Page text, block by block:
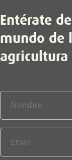
Entérate
mundo de
agricultura